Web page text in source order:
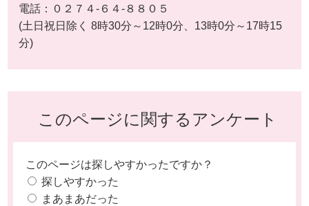
電話：０２７４‐６４‐８８０５
(土日祝日除く 8時30分～12時0分、13時0分～17時15
分)
このページに関するアンケート
このページは探しやすかったですか？
探しやすかった
まあまあだった